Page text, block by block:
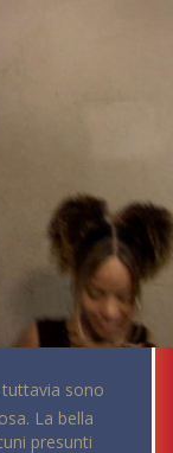
sono
La bella
presunti